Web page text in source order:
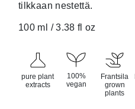
tilkkaan nestettä.
100 ml / 3.38 fl oz
pure plant
extracts
100%
vegan
Frantsila
grown
plants